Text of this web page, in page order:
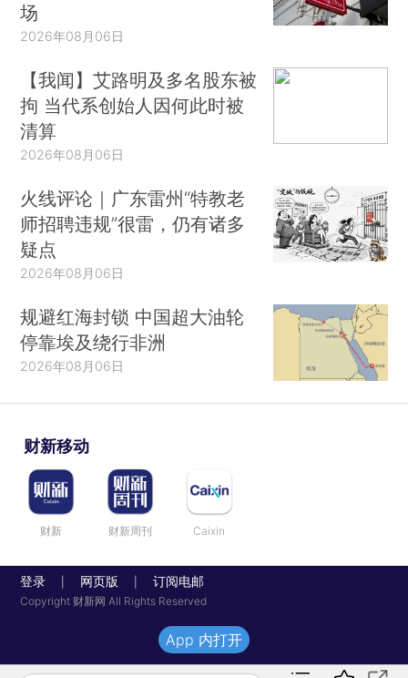
场
2026年08月06日
【我闻】艾路明及多名股东被
拘 当代系创始人因何此时被
清算
2026年08月06日
火线评论｜广东雷州“特教老
师招聘违规”很雷，仍有诸多
疑点
2026年08月06日
规避红海封锁 中国超大油轮
停靠埃及绕行非洲
2026年08月06日
财新移动
财新 财新周刊 Caixin
登录 网页版 订阅电邮
Copyright 财新网 All Rights Reserved
App 内打开